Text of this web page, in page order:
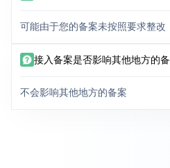
可能由于您的备案未按照要求整改
接入备案是否影响其他地方的
不会影响其他地方的备案